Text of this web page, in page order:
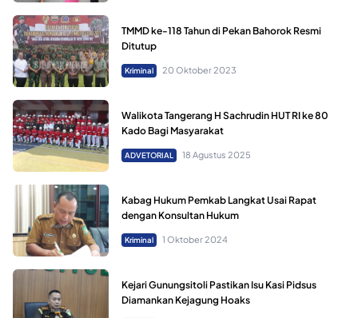
TMMD ke-118 Tahun di Pekan Bahorok Resmi
Ditutup
Kriminal 20 Oktober 2023
Walikota Tangerang H Sachrudin HUT RI ke 80
Kado Bagi Masyarakat
ADVETORIAL 18 Agustus 2025
Kabag Hukum Pemkab Langkat Usai Rapat
dengan Konsultan Hukum
Kriminal 1 Oktober 2024
Kejari Gunungsitoli Pastikan Isu Kasi Pidsus
Diamankan Kejagung Hoaks